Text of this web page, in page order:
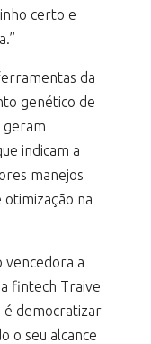
certo e
da
genético de
geram
indicam a
manejos
na
vencedora a
fintech Traive
é democratizar
o seu alcance